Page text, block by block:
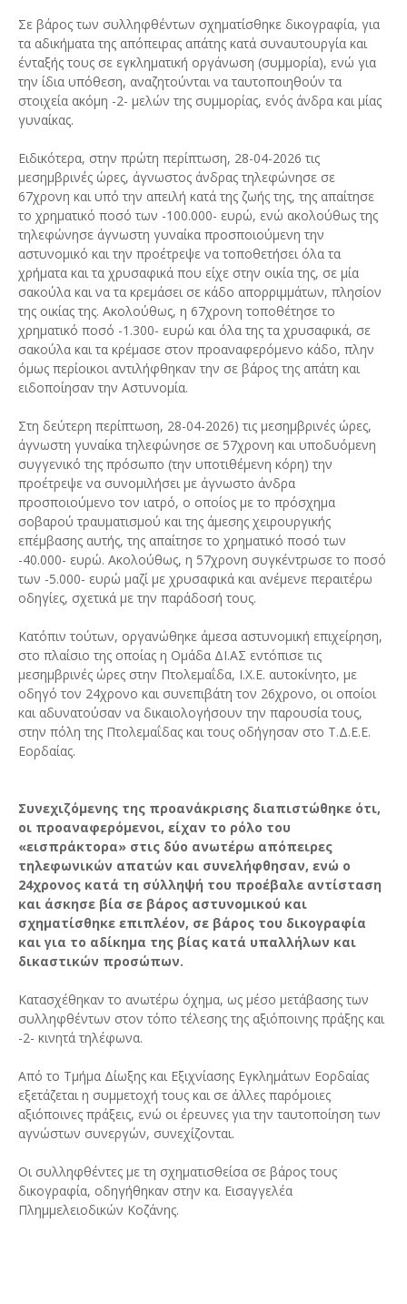
Σε βάρος των συλληφθέντων σχηματίσθηκε δικογραφία, για
τα αδικήματα της απόπειρας απάτης κατά συναυτουργία και
ένταξής τους σε εγκληματική οργάνωση (συμμορία), ενώ για
την ίδια υπόθεση, αναζητούνται να ταυτοποιηθούν τα
στοιχεία ακόμη -2- μελών της συμμορίας, ενός άνδρα και μίας
γυναίκας.
Ειδικότερα, στην πρώτη περίπτωση, 28-04-2026 τις
μεσημβρινές ώρες, άγνωστος άνδρας τηλεφώνησε σε
67χρονη και υπό την απειλή κατά της ζωής της, της απαίτησε
το χρηματικό ποσό των -100.000- ευρώ, ενώ ακολούθως της
τηλεφώνησε άγνωστη γυναίκα προσποιούμενη την
αστυνομικό και την προέτρεψε να τοποθετήσει όλα τα
χρήματα και τα χρυσαφικά που είχε στην οικία της, σε μία
σακούλα και να τα κρεμάσει σε κάδο απορριμμάτων, πλησίον
της οικίας της. Ακολούθως, η 67χρονη τοποθέτησε το
χρηματικό ποσό -1.300- ευρώ και όλα της τα χρυσαφικά, σε
σακούλα και τα κρέμασε στον προαναφερόμενο κάδο, πλην
όμως περίοικοι αντιλήφθηκαν την σε βάρος της απάτη και
ειδοποίησαν την Αστυνομία.
Στη δεύτερη περίπτωση, 28-04-2026) τις μεσημβρινές ώρες,
άγνωστη γυναίκα τηλεφώνησε σε 57χρονη και υποδυόμενη
συγγενικό της πρόσωπο (την υποτιθέμενη κόρη) την
προέτρεψε να συνομιλήσει με άγνωστο άνδρα
προσποιούμενο τον ιατρό, ο οποίος με το πρόσχημα
σοβαρού τραυματισμού και της άμεσης χειρουργικής
επέμβασης αυτής, της απαίτησε το χρηματικό ποσό των
-40.000- ευρώ. Ακολούθως, η 57χρονη συγκέντρωσε το ποσό
των -5.000- ευρώ μαζί με χρυσαφικά και ανέμενε περαιτέρω
οδηγίες, σχετικά με την παράδοσή τους.
Κατόπιν τούτων, οργανώθηκε άμεσα αστυνομική επιχείρηση,
στο πλαίσιο της οποίας η Ομάδα ΔΙ.ΑΣ εντόπισε τις
μεσημβρινές ώρες στην Πτολεμαΐδα, Ι.Χ.Ε. αυτοκίνητο, με
οδηγό τον 24χρονο και συνεπιβάτη τον 26χρονο, οι οποίοι
και αδυνατούσαν να δικαιολογήσουν την παρουσία τους,
στην πόλη της Πτολεμαΐδας και τους οδήγησαν στο Τ.Δ.Ε.Ε.
Εορδαίας.
Συνεχιζόμενης της προανάκρισης διαπιστώθηκε ότι,
οι προαναφερόμενοι, είχαν το ρόλο του
«εισπράκτορα» στις δύο ανωτέρω απόπειρες
τηλεφωνικών απατών και συνελήφθησαν, ενώ ο
24χρονος κατά τη σύλληψή του προέβαλε αντίσταση
και άσκησε βία σε βάρος αστυνομικού και
σχηματίσθηκε επιπλέον, σε βάρος του δικογραφία
και για το αδίκημα της βίας κατά υπαλλήλων και
δικαστικών προσώπων.
Κατασχέθηκαν το ανωτέρω όχημα, ως μέσο μετάβασης των
συλληφθέντων στον τόπο τέλεσης της αξιόποινης πράξης και
-2- κινητά τηλέφωνα.
Από το Τμήμα Δίωξης και Εξιχνίασης Εγκλημάτων Εορδαίας
εξετάζεται η συμμετοχή τους και σε άλλες παρόμοιες
αξιόποινες πράξεις, ενώ οι έρευνες για την ταυτοποίηση των
αγνώστων συνεργών, συνεχίζονται.
Οι συλληφθέντες με τη σχηματισθείσα σε βάρος τους
δικογραφία, οδηγήθηκαν στην κα. Εισαγγελέα
Πλημμελειοδικών Κοζάνης.